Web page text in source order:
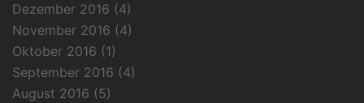
Dezember 2016 (4)
November 2016 (4)
Oktober 2016 (1)
September 2016 (4)
August 2016 (5)